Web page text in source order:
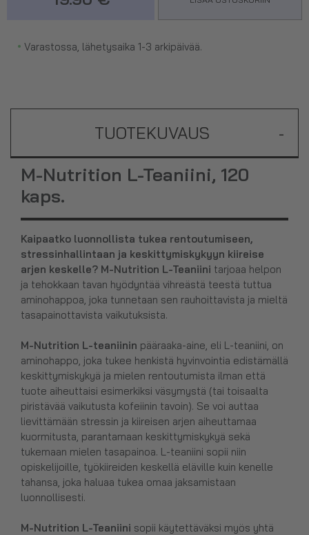
• Varastossa, lähetysaika 1-3 arkipäivää.
TUOTEKUVAUS -
M-Nutrition L-Teaniini, 120
kaps.
Kaipaatko luonnollista tukea rentoutumiseen,
stressinhallintaan ja keskittymiskykyyn kiireise
arjen keskelle? M-Nutrition L-Teaniini tarjoaa helpon
ja tehokkaan tavan hyödyntää vihreästä teestä tuttua
aminohappoa, joka tunnetaan sen rauhoittavista ja mieltä
tasapainottavista vaikutuksista.
M-Nutrition L-teaniinin pääraaka-aine, eli L-teaniini, on
aminohappo, joka tukee henkistä hyvinvointia edistämällä
keskittymiskykyä ja mielen rentoutumista ilman että
tuote aiheuttaisi esimerkiksi väsymystä (tai toisaalta
piristävää vaikutusta kofeiinin tavoin). Se voi auttaa
lievittämään stressin ja kiireisen arjen aiheuttamaa
kuormitusta, parantamaan keskittymiskykyä sekä
tukemaan mielen tasapainoa. L-teaniini sopii niin
opiskelijoille, työkiireiden keskellä eläville kuin kenelle
tahansa, joka haluaa tukea omaa jaksamistaan
luonnollisesti.
M-Nutrition L-Teaniini sopii käytettäväksi myös yhtä